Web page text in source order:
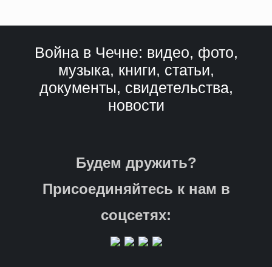
Война в Чечне: видео, фото,
музыка, книги, статьи,
документы, свидетельства,
новости
Будем дружить?
Присоединяйтесь к нам в
соцсетях: